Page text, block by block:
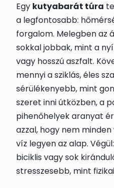
Egy kutyabarát túra
a legfontosabb:
forgalom. Melegben az
sokkal jobbak, mint a
vagy hosszú aszfalt.
mennyi a sziklás, éles
sérülékenyebb, mint
szeret inni útközben, a
pihenőhelyek aranyat
azzal, hogy nem
víz legyen az alap.
biciklis vagy sok
stresszesebb, mint